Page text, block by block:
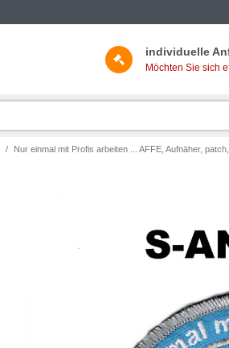
individuelle
Möchten Sie sich
Nur einmal mit Profis arbeiten ... AFFE, Aufnäher, patch,